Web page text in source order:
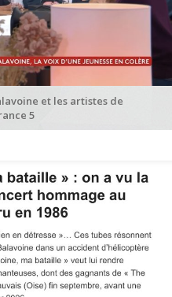
et les artistes de
5